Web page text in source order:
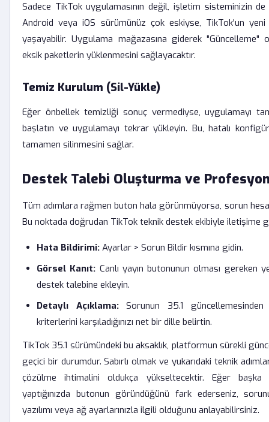
Sadece TikTok uygulamasının değil, işletim sisteminizin
Android veya iOS sürümünüz çok eskiyse, TikTok'un
yaşayabilir. Uygulama mağazasına giderek "Güncelleme"
eksik paketlerin yüklenmesini sağlayacaktır.
Temiz Kurulum (Sil-Yükle)
Eğer önbellek temizliği sonuç vermediyse, uygulamayı
başlatın ve uygulamayı tekrar yükleyin. Bu, hatalı
tamamen silinmesini sağlar.
Destek Talebi Oluşturma ve
Tüm adımlara rağmen buton hala görünmüyorsa, sorun
Bu noktada doğrudan TikTok teknik destek ekibiyle iletişime
Hata Bildirimi: Ayarlar > Sorun Bildir kısmına gidin.
Görsel Kanıt: Canlı yayın butonunun olması gereken
destek talebine ekleyin.
Detaylı Açıklama:Sorunun 35.1 güncellemesinden
kriterlerini karşıladığınızı net bir dille belirtin.
TikTok 35.1 sürümündeki bu aksaklık, platformun sürekli
geçici bir durumdur. Sabırlı olmak ve yukarıdaki teknik
çözülme ihtimalini oldukça yükseltecektir. Eğer başka
yaptığınızda butonun göründüğünü fark ederseniz,
yazılımı veya ağ ayarlarınızla ilgili olduğunu anlayabilirsiniz.